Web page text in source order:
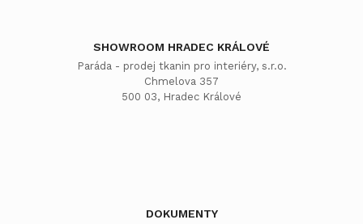
SHOWROOM HRADEC KRÁLOVÉ
Paráda - prodej tkanin pro interiéry, s.r.o.
Chmelova 357
500 03, Hradec Králové
DOKUMENTY